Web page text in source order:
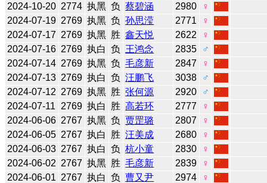
2024-10-20 2774 执黑 负 蔡碧涵 2980
♀
2024-07-19 2769 执黑 负 孙思滢 2771
♀
2024-07-17 2769 执黑 胜 鑫天悦 2622
♀
2024-07-16 2769 执白 负 王鸿念 2835
♂
2024-07-14 2769 执黑 负 毛彦新 2847
♀
2024-07-13 2769 执白 负 汪鹏飞 3038
♂
2024-07-12 2769 执黑 胜 张何源 2920
♂
2024-07-11
2769 执白 胜 高若环 2777
♀
2024-06-06 2767 执黑 负 贾罡璐 2807
♀
2024-06-05 2767 执白 胜 汪美成 2680
♀
2024-06-03 2767 执白 负 杭小童 2830
♀
2024-06-02 2767 执黑 胜 毛彦新 2839
♀
2024-06-01 2767 执白 负 曹又尹 2974
♀